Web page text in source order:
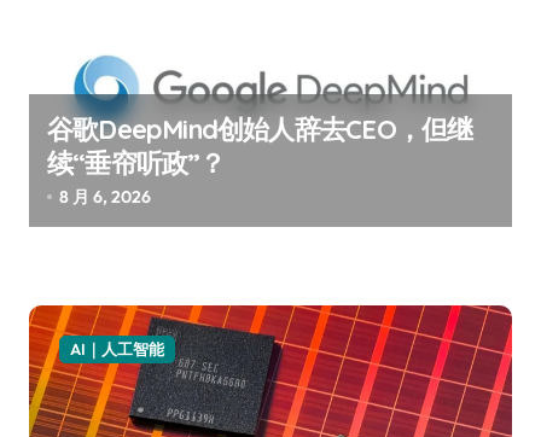
谷歌DeepMind创始人辞去CEO，但继
续“垂帘听政”？
8 月 6, 2026
AI｜人工智能